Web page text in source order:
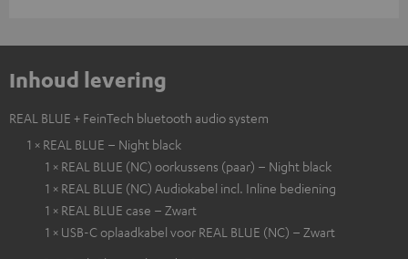
Inhoud levering
REAL BLUE + FeinTech bluetooth audio system
1 × REAL BLUE – Night black
1 × REAL BLUE (NC) oorkussens (paar) – Night black
1 × REAL BLUE (NC) Audiokabel incl. Inline bediening
1 × REAL BLUE case – Zwart
1 × USB-C oplaadkabel voor REAL BLUE (NC) – Zwart